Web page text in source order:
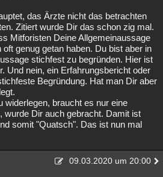
das Ärzte nicht das betrachten
Zitiert wurde Dir das schon zig mal.
Mitforisten Deine Allgemeinaussage
genug getan haben. Du bist aber in
stichfest zu begründen. Hier ist
Und nein, ein Erfahrungsbericht oder
Begründung. Hat man Dir aber
widerlegen, braucht es nur eine
wurde Dir auch gebracht. Damit ist
somit "Quatsch". Das ist nun mal
09.03.2020 um 20:00